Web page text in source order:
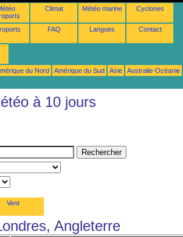
Climat Météo marine Cyclones
FAQ Langues Contact
du Nord Amérique du Sud Asie
Australie-Océanie
à 10 jours
Vent
Angleterre